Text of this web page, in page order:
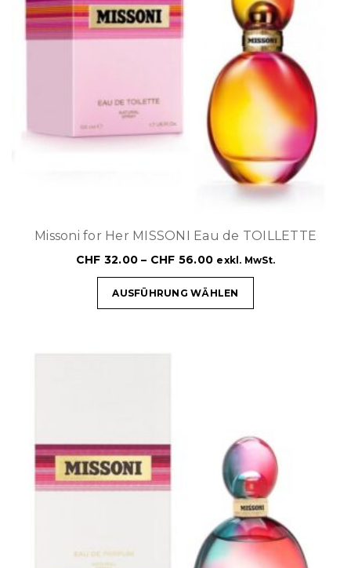
Missoni for Her MISSONI Eau de TOILLETTE
CHF 32.00 – CHF 56.00 exkl. MwSt.
AUSFÜHRUNG WÄHLEN